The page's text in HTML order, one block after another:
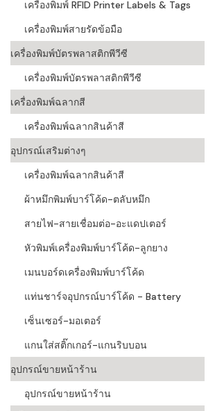
เครื่องพิมพ์ RFID Printer Labels & Tags
เครื่องพิมพ์สายรัดข้อมือ
เครื่องพิมพ์บัตรพลาสติกพีวีซี
เครื่องพิมพ์บัตรพลาสติกพีวีซี
เครื่องพิมพ์ฉลากสี
เครื่องพิมพ์ฉลากสินค้าสี
อุปกรณ์เสริมต่างๆ
เครื่องพิมพ์ฉลากสินค้าสี
ผ้าหมึกพิมพ์บาร์โค้ด-ตลับหมึก
สายไฟ-สายเชื่อมต่อ-อะแดปเตอร์
หัวพิมพ์เครื่องพิมพ์บาร์โค้ด-ลูกยาง
เมนบอร์ดเครื่องพิมพ์บาร์โค้ด
แท่นชาร์จอุปกรณ์บาร์โค้ด - Battery
เซ็นเซอร์-มอเตอร์
แกนใส่สติ๊กเกอร์-แกนริบบอน
อุปกรณ์ขายหน้าร้าน
อุปกรณ์ขายหน้าร้าน